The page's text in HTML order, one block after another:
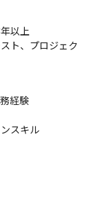
システムプラッ
も含めたデリバ
を計画から遂行
れに携わること
す。
に、お客様の課
以上
ト、プロジェク
経験
スキル